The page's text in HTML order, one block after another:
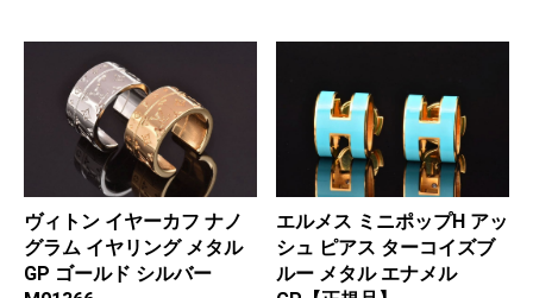
ヴィトン イヤーカフ ナノ
グラム イヤリング メタル
GP ゴールド シルバー
エルメス ミニポップH アッ
シュ ピアス ターコイズブ
ルー メタル エナメル